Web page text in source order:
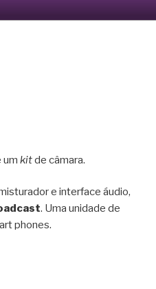
um kitde câmara.
e interface áudio,
. Uma unidade de
phones.